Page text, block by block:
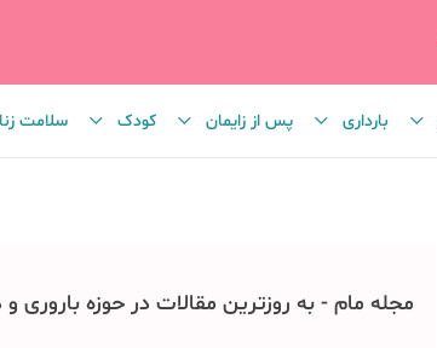
بارداری پس از زایمان کودک سلامت
مجله مام - به روزترین مقالات در حوزه باروری و